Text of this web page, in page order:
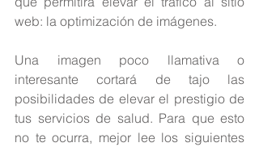
web: la optimización de imágenes.
Una imagen poco llamativa o
interesante cortará de tajo las
posibilidades de elevar el prestigio de
tus servicios de salud. Para que esto
no te ocurra, mejor lee los siguientes